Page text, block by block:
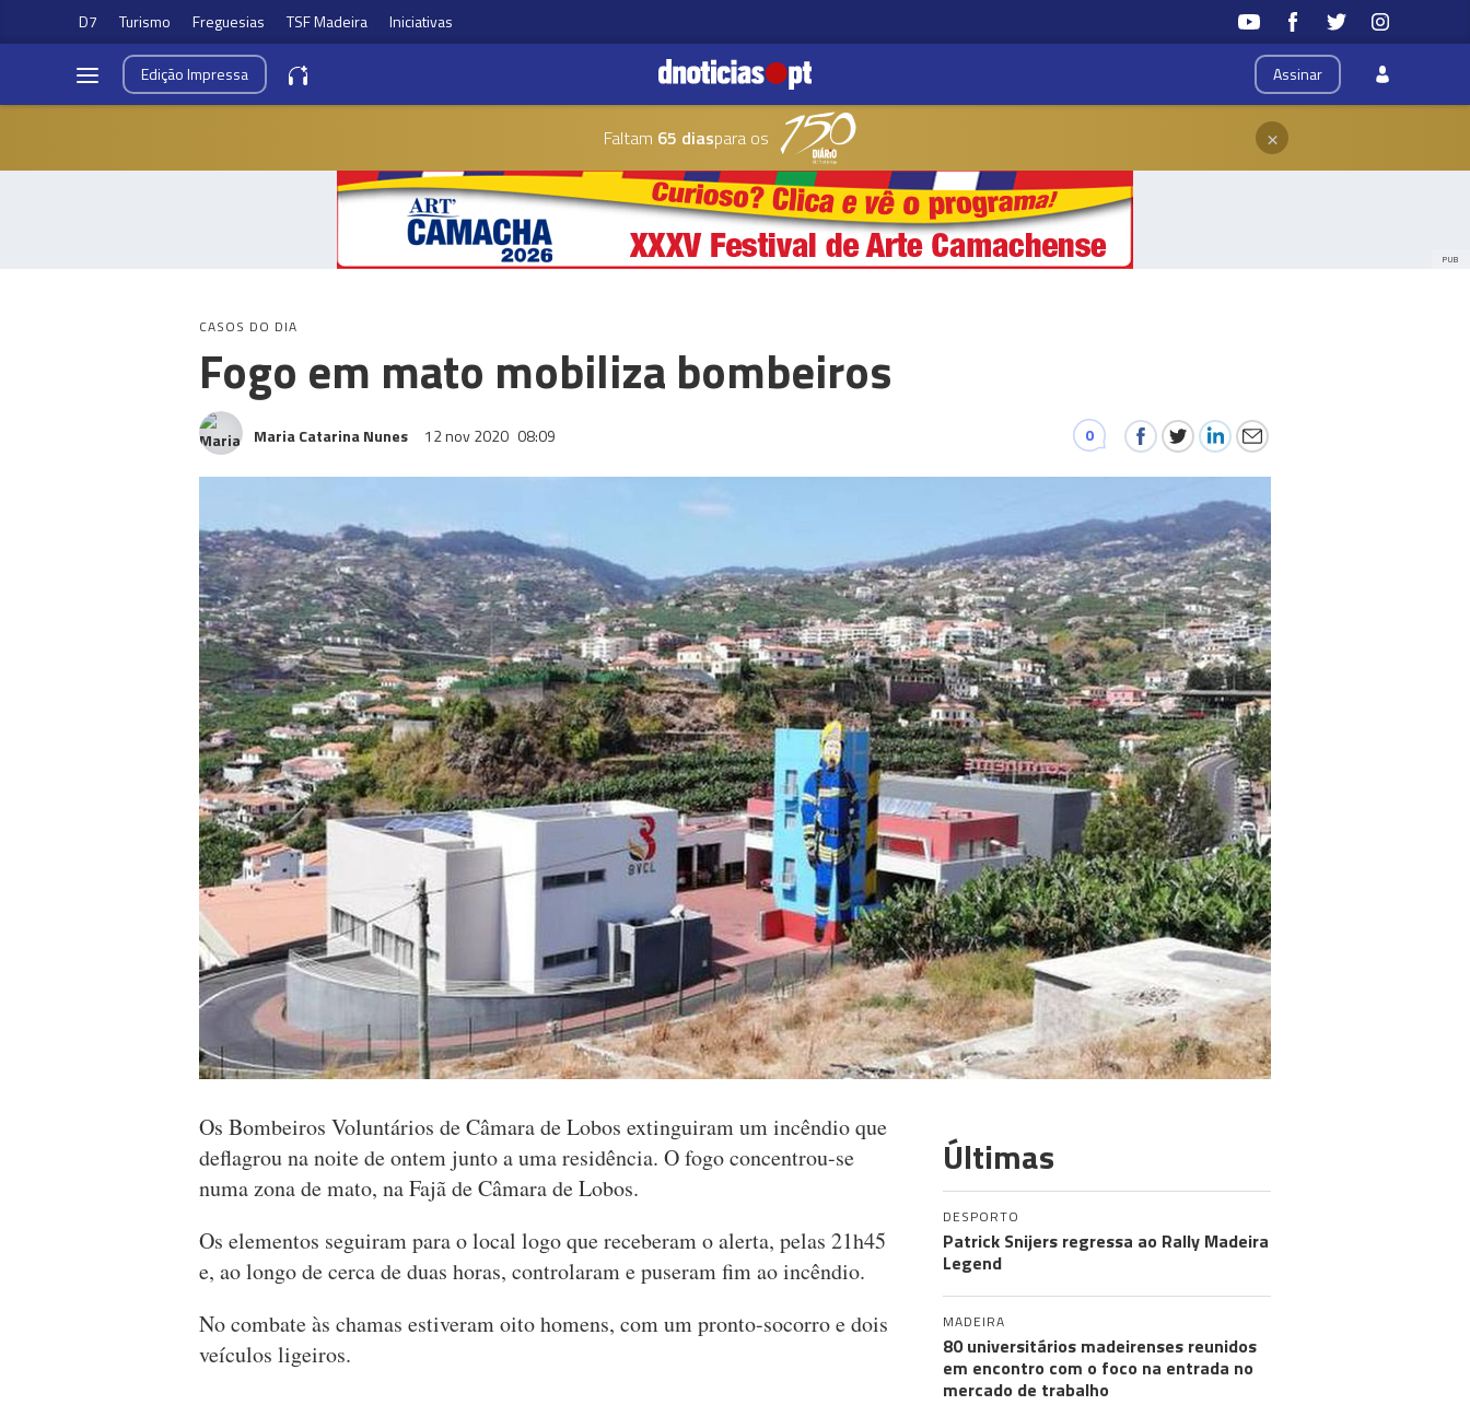
D7 Turismo Freguesias TSF Madeira Iniciativas
Assinar
EdiçãoImpressa
Faltam 65 diaspara os ×
PUB
CASOS DO DIA
Fogo em mato mobiliza bombeiros
Maria Catarina Nunes 12 nov 2020 08:09 0
Os Bombeiros Voluntários de Câmara de Lobos extinguiram um incêndio que
deflagrou na noite de ontem junto a uma residência. O fogo concentrou-se
numa zona de mato, na Fajã de Câmara de Lobos.
Os elementos seguiram para o local logo que receberam o alerta, pelas 21h45
e, ao longo de cerca de duas horas, controlaram e puseram fim ao incêndio.
No combate às chamas estiveram oito homens, com um pronto-socorro e dois
veículos ligeiros.
Últimas
DESPORTO
Patrick Snijers regressa ao Rally Madeira
Legend
MADEIRA
80 universitários madeirenses reunidos
em encontro com o foco na entrada no
mercado de trabalho